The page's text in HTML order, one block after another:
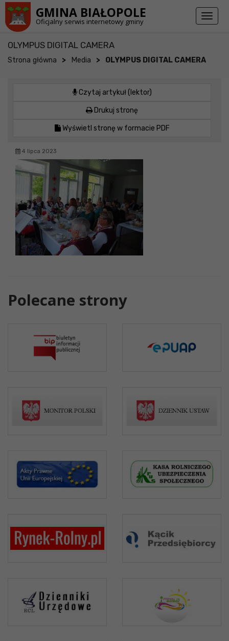
GMINA BIAŁOPOLE
Oficjalny serwis internetowy gminy
Toggle
OLYMPUS DIGITAL CAMERA
Strona główna > Media > OLYMPUS DIGITAL CAMERA
Czytaj artykuł (lektor)
Drukuj stronę
Wyświetl stronę w formacie PDF
4 lipca 2023
Polecane strony